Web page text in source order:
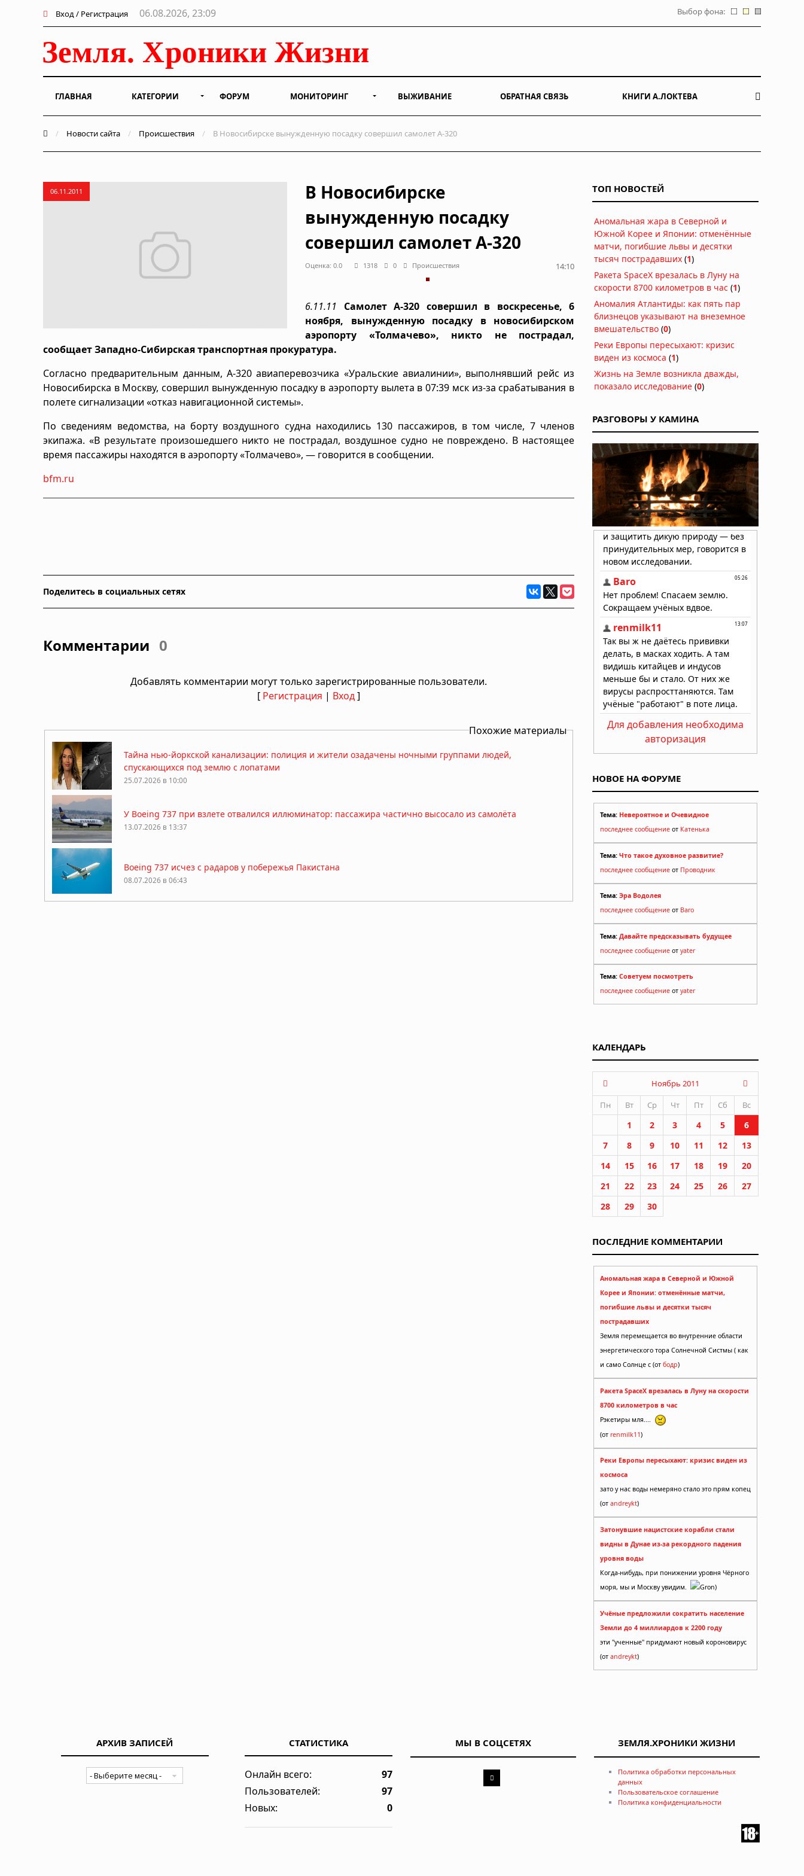
Вход / Регистрация 06.08.2026, 23:09 Выбор фона:
ГЛАВНАЯ КАТЕГОРИИ ФОРУМ МОНИТОРИНГ ВЫЖИВАНИЕ ОБРАТНАЯ СВЯЗЬ КНИГИ А.ЛОКТЕВА
/ Новости сайта / Происшествия / В Новосибирске вынужденную посадку совершил самолет А-320
06.11.2011
В Новосибирске
вынужденную посадку
совершил самолет А-320
Оценка: 0.0 1318 0 Происшествия 14:10
6.11.11 Самолет А-320 совершил в воскресенье, 6
ноября, вынужденную посадку в новосибирском
аэропорту «Толмачево», никто не пострадал,
сообщает Западно-Сибирская транспортная прокуратура.
Согласно предварительным данным, А-320 авиаперевозчика «Уральские авиалинии», выполнявший рейс из
Новосибирска в Москву, совершил вынужденную посадку в аэропорту вылета в 07:39 мск из-за срабатывания в
полете сигнализации «отказ навигационной системы».
По сведениям ведомства, на борту воздушного судна находились 130 пассажиров, в том числе, 7 членов
экипажа. «В результате произошедшего никто не пострадал, воздушное судно не повреждено. В настоящее
время пассажиры находятся в аэропорту «Толмачево», — говорится в сообщении.
bfm.ru
Поделитесь в социальных сетях
Комментарии 0
Добавлять комментарии могут только зарегистрированные пользователи.
[ Регистрация | Вход]
Похожие материалы
Тайна нью-йоркской канализации: полиция и жители озадачены ночными группами людей,
спускающихся под землю с лопатами
25.07.2026 в 10:00
У Boeing 737 при взлете отвалился иллюминатор: пассажира частично высосало из самолёта
13.07.2026 в 13:37
Boeing 737 исчез с радаров у побережья Пакистана
08.07.2026 в 06:43
ТОП НОВОСТЕЙ
Аномальная жара в Северной и
Южной Корее и Японии: отменённые
матчи, погибшие львы и десятки
тысяч пострадавших (1)
Ракета SpaceX врезалась в Луну на
скорости 8700 километров в час (1)
Аномалия Атлантиды: как пять пар
близнецов указывают на внеземное
вмешательство (0)
Реки Европы пересыхают: кризис
виден из космоса (1)
Жизнь на Земле возникла дважды,
показало исследование (0)
РАЗГОВОРЫ У КАМИНА
Для добавления необходима
авторизация
НОВОЕ НА ФОРУМЕ
Тема: Невероятное и Очевидное
последнее сообщение от Катенька
Тема: Что такое духовное развитие?
последнее сообщение от Проводник
Тема: Эра Водолея
последнее сообщение от Baro
Тема: Давайте предсказывать будущее
последнее сообщение от yater
Тема: Советуем посмотреть
последнее сообщение от yater
КАЛЕНДАРЬ
Ноябрь 2011
Пн
Вт Ср Чт Пт Сб Вс
1 2 3 4 5
6
7
8 9 10 11 12
13
14
15 16 17 18 19
20
21
22 23 24 25 26
27
28
29 30
ПОСЛЕДНИЕ КОММЕНТАРИИ
Аномальная жара в Северной и Южной
Корее и Японии: отменённые матчи,
погибшие львы и десятки тысяч
пострадавших
Земля перемещается во внутренние области
энергетического тора Солнечной Систмы ( как
и само Солнце с (от бодр)
Ракета SpaceX врезалась в Луну на скорости
8700 километров в час
Рэкетиры мля....
(от renmilk11)
Реки Европы пересыхают: кризис виден из
космоса
зато у нас воды немеряно стало это прям копец
(от andreykt)
Затонувшие нацистские корабли стали
видны в Дунае из-за рекордного падения
уровня воды
Когда-нибудь, при понижении уровня Чёрного
моря, мы и Москву увидим.
Gron)
Учёные предложили сократить население
Земли до 4 миллиардов к 2200 году
эти "ученные" придумают новый короновирус
(от andreykt)
АРХИВ ЗАПИСЕЙ СТАТИСТИКА
Онлайн всего:
97
Пользователей:
97
Новых:
0
МЫ В СОЦСЕТЯХ ЗЕМЛЯ.ХРОНИКИ ЖИЗНИ
Политика обработки персональных
данных
Пользовательское соглашение
Политика конфиденциальности